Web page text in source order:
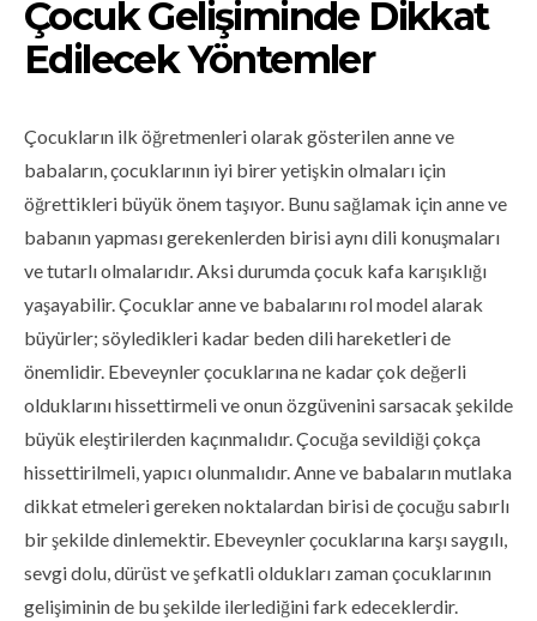
Çocuk Gelişiminde Dikkat
Edilecek Yöntemler
Çocukların ilk öğretmenleri olarak gösterilen anne ve
babaların, çocuklarının iyi birer yetişkin olmaları için
öğrettikleri büyük önem taşıyor. Bunu sağlamak için anne ve
babanın yapması gerekenlerden birisi aynı dili konuşmaları
ve tutarlı olmalarıdır. Aksi durumda çocuk kafa karışıklığı
yaşayabilir. Çocuklar anne ve babalarını rol model alarak
büyürler; söyledikleri kadar beden dili hareketleri de
önemlidir. Ebeveynler çocuklarına ne kadar çok değerli
olduklarını hissettirmeli ve onun özgüvenini sarsacak şekilde
büyük eleştirilerden kaçınmalıdır. Çocuğa sevildiği çokça
hissettirilmeli, yapıcı olunmalıdır. Anne ve babaların mutlaka
dikkat etmeleri gereken noktalardan birisi de çocuğu sabırlı
bir şekilde dinlemektir. Ebeveynler çocuklarına karşı saygılı,
sevgi dolu, dürüst ve şefkatli oldukları zaman çocuklarının
gelişiminin de bu şekilde ilerlediğini fark edeceklerdir.